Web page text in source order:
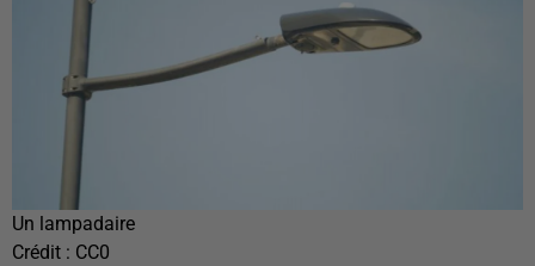
Un lampadaire
Crédit : CC0